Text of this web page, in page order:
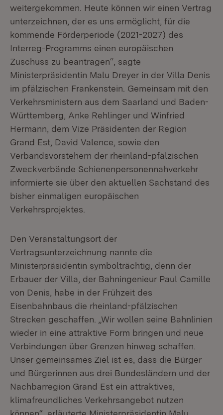
weitergekommen. Heute können wir einen Vertrag
unterzeichnen, der es uns ermöglicht, für die
kommende Förderperiode (2021-2027) des
Interreg-Programms einen europäischen
Zuschuss zu beantragen“, sagte
Ministerpräsidentin Malu Dreyer in der Villa Denis
im pfälzischen Frankenstein. Gemeinsam mit den
Verkehrsministern aus dem Saarland und Baden-
Württemberg, Anke Rehlinger und Winfried
Hermann, dem Vize Präsidenten der Region
Grand Est, David Valence, sowie den
Verbandsvorstehern der rheinland-pfälzischen
Zweckverbände Schienenpersonennahverkehr
informierte sie über den aktuellen Sachstand des
bisher einmaligen europäischen
Verkehrsprojektes.
Den Veranstaltungsort der
Vertragsunterzeichnung nannte die
Ministerpräsidentin symbolträchtig, denn der
Erbauer der Villa, der Bahningenieur Paul Camille
von Denis, habe in der Frühzeit des
Eisenbahnbaus die rheinland-pfälzischen
Strecken geschaffen. „Wir wollen seine Bahnlinien
wieder in eine attraktive Form bringen und neue
Verbindungen über Grenzen hinweg schaffen.
Unser gemeinsames Ziel ist es, dass die Bürger
und Bürgerinnen aus drei Bundesländern und der
Nachbarregion Grand Est ein attraktives,
klimafreundliches Verkehrsangebot nutzen